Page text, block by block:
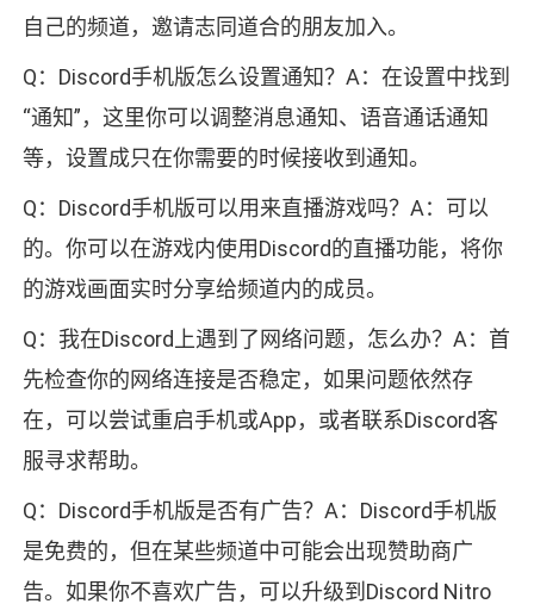
自己的频道，邀请志同道合的朋友加入。
Q：Discord手机版怎么设置通知？A：在设置中找到
“通知”，这里你可以调整消息通知、语音通话通知
等，设置成只在你需要的时候接收到通知。
Q：Discord手机版可以用来直播游戏吗？A：可以
的。你可以在游戏内使用Discord的直播功能，将你
的游戏画面实时分享给频道内的成员。
Q：我在Discord上遇到了网络问题，怎么办？A：首
先检查你的网络连接是否稳定，如果问题依然存
在，可以尝试重启手机或App，或者联系Discord客
服寻求帮助。
Q：Discord手机版是否有广告？A：Discord手机版
是免费的，但在某些频道中可能会出现赞助商广
告。如果你不喜欢广告，可以升级到Discord Nitro